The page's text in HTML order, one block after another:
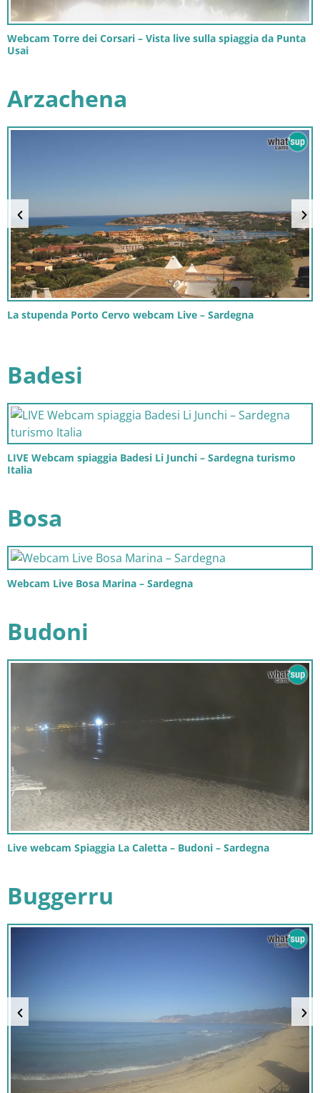
Webcam Torre dei Corsari – Vista live sulla spiaggia da Punta
Usai
Arzachena
La stupenda Porto Cervo webcam Live – Sardegna
Badesi
LIVE Webcam spiaggia Badesi Li Junchi – Sardegna turismo
Italia
Bosa
Webcam Live Bosa Marina – Sardegna
Budoni
Live webcam Spiaggia La Caletta – Budoni – Sardegna
Buggerru